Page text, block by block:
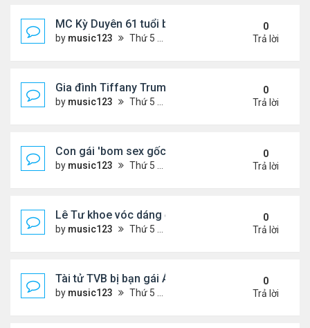
MC Kỳ Duyên 61 tuổi bị soi nhan sắc khi
by music123 Thứ 5 Tháng 7 30, 2026 6:37 pm
0
Trả lời
Gia đình Tiffany Trump đi nghỉ ở Spain
by music123 Thứ 5 Tháng 7 30, 2026 6:33 pm
0
Trả lời
Con gái 'bom sex gốc Việt' đón tuổi 18
by music123 Thứ 5 Tháng 7 30, 2026 6:30 pm
0
Trả lời
Lê Tư khoe vóc dáng ở châu Âu
by music123 Thứ 5 Tháng 7 30, 2026 6:23 pm
0
Trả lời
Tài tử TVB bị bạn gái Á hậu phản bội giờ ra sao?
by music123 Thứ 5 Tháng 7 30, 2026 6:18 pm
0
Trả lời